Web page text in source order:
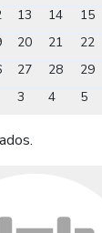
13 14 15
20 21 22
27 28 29
3 4 5